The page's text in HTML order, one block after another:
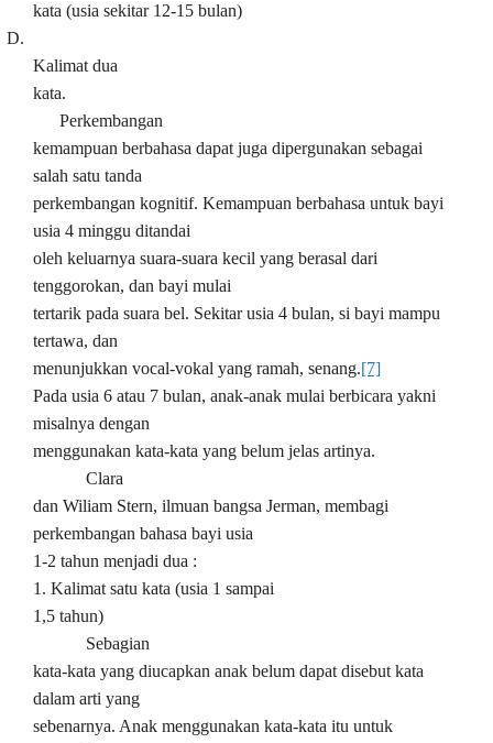
kata (usia sekitar 12-15 bulan)
D.
Kalimat dua
kata.
Perkembangan
kemampuan berbahasa dapat juga dipergunakan sebagai
salah satu tanda
perkembangan kognitif. Kemampuan berbahasa untuk bayi
usia 4 minggu ditandai
oleh keluarnya suara-suara kecil yang berasal dari
tenggorokan, dan bayi mulai
tertarik pada suara bel. Sekitar usia 4 bulan, si bayi mampu
tertawa, dan
menunjukkan vocal-vokal yang ramah, senang.[7]
Pada usia 6 atau 7 bulan, anak-anak mulai berbicara yakni
misalnya dengan
menggunakan kata-kata yang belum jelas artinya.
Clara
dan Wiliam Stern, ilmuan bangsa Jerman, membagi
perkembangan bahasa bayi usia
1-2 tahun menjadi dua :
1. Kalimat satu kata (usia 1 sampai
1,5 tahun)
Sebagian
kata-kata yang diucapkan anak belum dapat disebut kata
dalam arti yang
sebenarnya. Anak menggunakan kata-kata itu untuk